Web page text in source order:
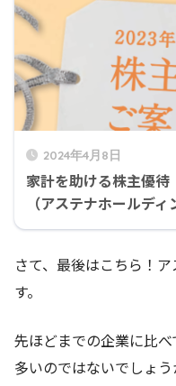
2024年4月8日
家計を助ける株主優待
（アステナホールディ
さて、最後はこちら！
す。
先ほどまでの企業に比
多いのではないでしょう